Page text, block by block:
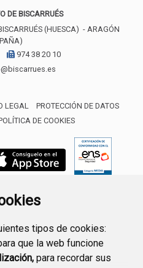
tipos de cookies:
que la web funcione
para recordar sus
DE BISCARRUÉS
(HUESCA) - ARAGÓN
974 38 20 10
LEGAL
PROTECCIÓN DE DATOS
DE COOKIES